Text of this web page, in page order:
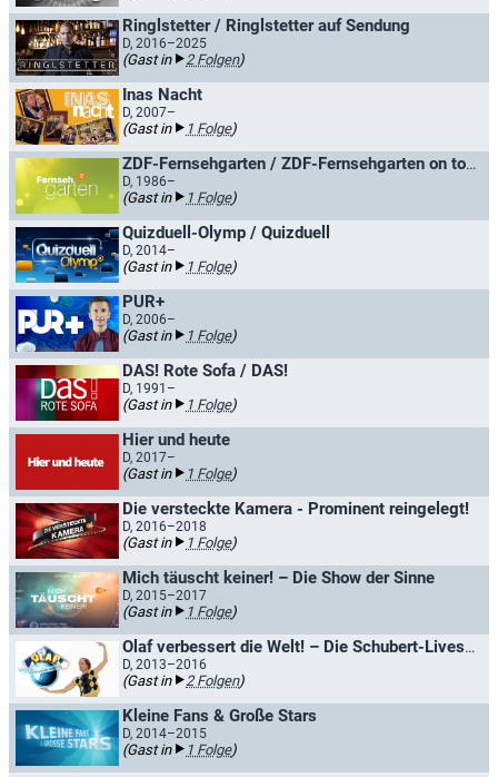
Ringlstetter / Ringlstetter auf Sendung
D, 2016–2025
(Gast in 2 Folgen)
Inas Nacht
D, 2007–
(Gast in 1 Folge)
ZDF-Fernsehgarten / ZDF-Fernsehgarten on tour
D, 1986–
(Gast in 1 Folge)
Quizduell-Olymp / Quizduell
D, 2014–
(Gast in 1 Folge)
PUR+
D, 2006–
(Gast in 1 Folge)
DAS! Rote Sofa / DAS!
D, 1991–
(Gast in 1 Folge)
Hier und heute
D, 2017–
(Gast in 1 Folge)
Die versteckte Kamera - Prominent reingelegt!
D, 2016–2018
(Gast in 1 Folge)
Mich täuscht keiner! – Die Show der Sinne
D, 2015–2017
(Gast in 1 Folge)
Olaf verbessert die Welt! – Die Schubert-Liveshow
D, 2013–2016
(Gast in 2 Folgen)
Kleine Fans & Große Stars
D, 2014–2015
(Gast in 1 Folge)